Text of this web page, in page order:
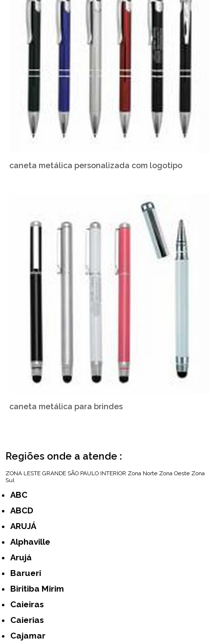
caneta metálica personalizada com logotipo
caneta metálica para brindes
Regiões onde a atende :
ZONA LESTE GRANDE SÃO PAULO INTERIOR Zona Norte Zona Oeste Zona
Sul
ABC
ABCD
ARUJÁ
Alphaville
Arujá
Barueri
Biritiba Mirim
Caieiras
Caierias
Cajamar